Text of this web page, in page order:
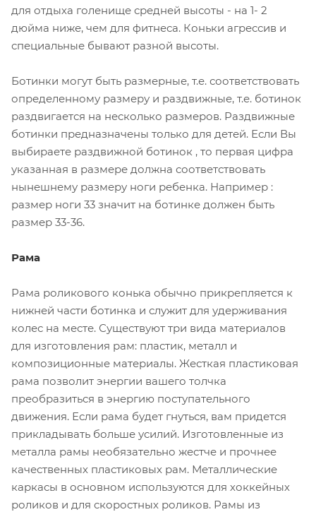
для отдыха голенище средней высоты - на 1- 2
дюйма ниже, чем для фитнеса. Коньки агрессив и
специальные бывают разной высоты.
Ботинки могут быть размерные, т.е. соответствовать
определенному размеру и раздвижные, т.е. ботинок
раздвигается на несколько размеров. Раздвижные
ботинки предназначены только для детей. Если Вы
выбираете раздвижной ботинок , то первая цифра
указанная в размере должна соответствовать
нынешнему размеру ноги ребенка. Например :
размер ноги 33 значит на ботинке должен быть
размер 33-36.
Рама
Рама роликового конька обычно прикрепляется к
нижней части ботинка и служит для удерживания
колес на месте. Существуют три вида материалов
для изготовления рам: пластик, металл и
композиционные материалы. Жесткая пластиковая
рама позволит энергии вашего толчка
преобразиться в энергию поступательного
движения. Если рама будет гнуться, вам придется
прикладывать больше усилий. Изготовленные из
металла рамы необязательно жестче и прочнее
качественных пластиковых рам. Металлические
каркасы в основном используются для хоккейных
роликов и для скоростных роликов. Рамы из